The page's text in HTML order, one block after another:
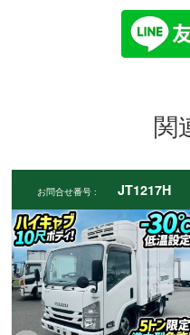
関
お問合せ番号 : JT1217H